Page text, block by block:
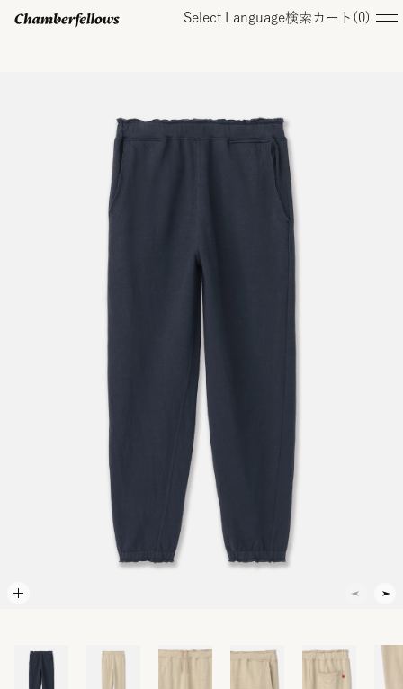
Select Language検索 カート( 0)
オンラインストア